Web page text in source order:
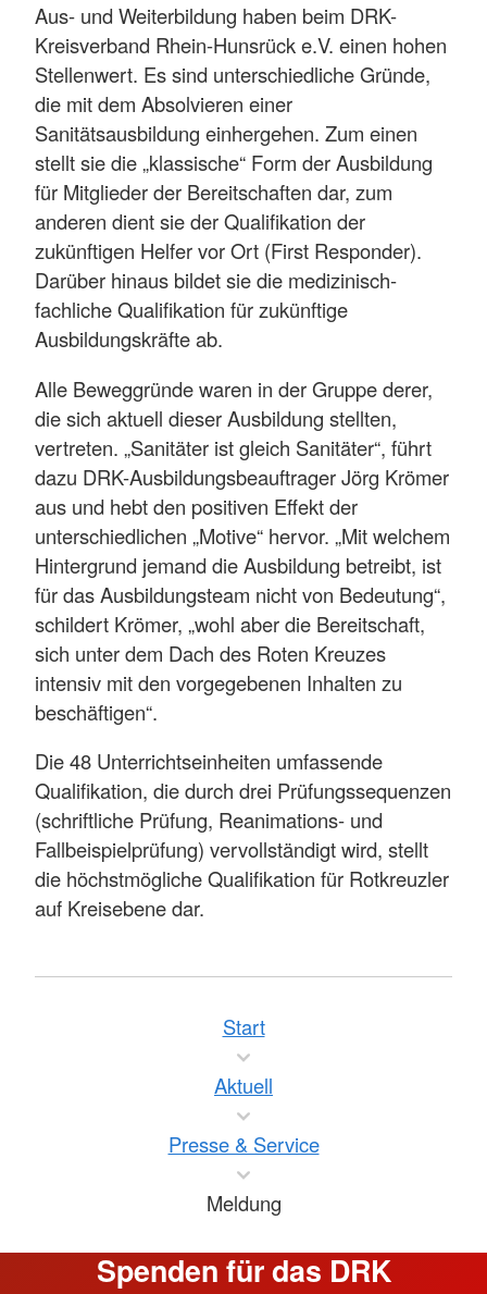
Aus- und Weiterbildung haben beim DRK-
Kreisverband Rhein-Hunsrück e.V. einen hohen
Stellenwert. Es sind unterschiedliche Gründe,
die mit dem Absolvieren einer
Sanitätsausbildung einhergehen. Zum einen
stellt sie die „klassische“ Form der Ausbildung
für Mitglieder der Bereitschaften dar, zum
anderen dient sie der Qualifikation der
zukünftigen Helfer vor Ort (First Responder).
Darüber hinaus bildet sie die medizinisch-
fachliche Qualifikation für zukünftige
Ausbildungskräfte ab.
Alle Beweggründe waren in der Gruppe derer,
die sich aktuell dieser Ausbildung stellten,
vertreten. „Sanitäter ist gleich Sanitäter“, führt
dazu DRK-Ausbildungsbeauftrager Jörg Krömer
aus und hebt den positiven Effekt der
unterschiedlichen „Motive“ hervor. „Mit welchem
Hintergrund jemand die Ausbildung betreibt, ist
für das Ausbildungsteam nicht von Bedeutung“,
schildert Krömer, „wohl aber die Bereitschaft,
sich unter dem Dach des Roten Kreuzes
intensiv mit den vorgegebenen Inhalten zu
beschäftigen“.
Die 48 Unterrichtseinheiten umfassende
Qualifikation, die durch drei Prüfungssequenzen
(schriftliche Prüfung, Reanimations- und
Fallbeispielprüfung) vervollständigt wird, stellt
die höchstmögliche Qualifikation für Rotkreuzler
auf Kreisebene dar.
Start
Aktuell
Presse & Service
Meldung
Spenden für das DRK